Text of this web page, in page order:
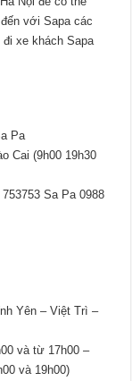
với Sapa các
đi xe khách Sapa
Pa
Cai (9h00 19h30
Sa Pa 0988
Yên – Việt Trì –
và từ 17h00 –
và 19h00)